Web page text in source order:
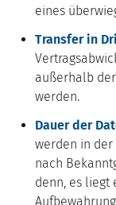
eines
Transfer in
außerhalb
werden.
Dauer der
werden in
nach
denn, es liegt